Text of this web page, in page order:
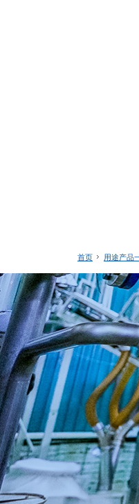
首页 用途产品